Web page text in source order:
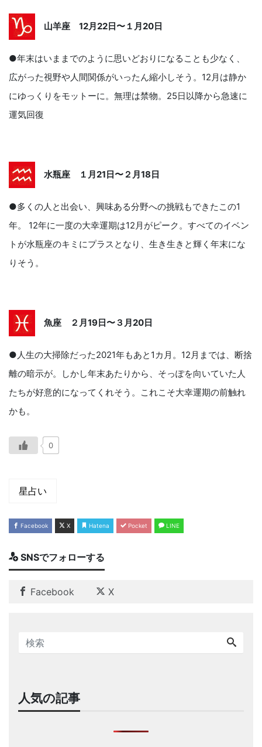
山羊座 12月22日〜１月20日
●年末はいままでのように思いどおりになることも少なく、
広がった視野や人間関係がいったん縮小しそう。12月は静か
にゆっくりをモットーに。無理は禁物。25日以降から急速に
運気回復
水瓶座 １月21日〜２月18日
●多くの人と出会い、興味ある分野への挑戦もできたこの1
年。 12年に一度の大幸運期は12月がピーク。すべてのイベン
トが水瓶座のキミにプラスとなり、生き生きと輝く年末にな
りそう。
魚座 ２月19日〜３月20日
●人生の大掃除だった2021年もあと1カ月。12月までは、断捨
離の暗示が。しかし年末あたりから、そっぽを向いていた人
たちが好意的になってくれそう。これこそ大幸運期の前触れ
かも。
0
星占い
Facebook X Hatena Pocket LINE
SNSでフォローする
Facebook X
人気の記事